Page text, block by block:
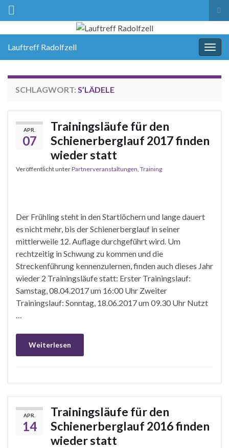
Lauftreff Radolfzell
SCHLAGWORT: S’LÄDELE
APR.
07
Trainingsläufe für den
Schienerberglauf 2017 finden
wieder statt
Veröffentlicht unterPartnerveranstaltungen Training
Der Frühling steht in den Startlöchern und lange dauert
es nicht mehr, bis der Schienerberglauf in seiner
mittlerweile 12. Auflage durchgeführt wird. Um
rechtzeitig in Schwung zu kommen und die
Streckenführung kennenzulernen, finden auch dieses Jahr
wieder 2 Trainingsläufe statt: Erster Trainingslauf:
Samstag, 08.04.2017 um 16:00 Uhr Zweiter
Trainingslauf: Sonntag, 18.06.2017 um 09.30 Uhr Nutzt
…
Weiterlesen
APR.
14
Trainingsläufe für den
Schienerberglauf 2016 finden
wieder statt